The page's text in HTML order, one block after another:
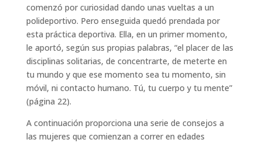
comenzó por curiosidad dando unas vueltas a un
polideportivo. Pero enseguida quedó prendada por
esta práctica deportiva. Ella, en un primer momento,
le aportó, según sus propias palabras, “el placer de las
disciplinas solitarias, de concentrarte, de meterte en
tu mundo y que ese momento sea tu momento, sin
móvil, ni contacto humano. Tú, tu cuerpo y tu mente”
(página 22).
A continuación proporciona una serie de consejos a
las mujeres que comienzan a correr en edades